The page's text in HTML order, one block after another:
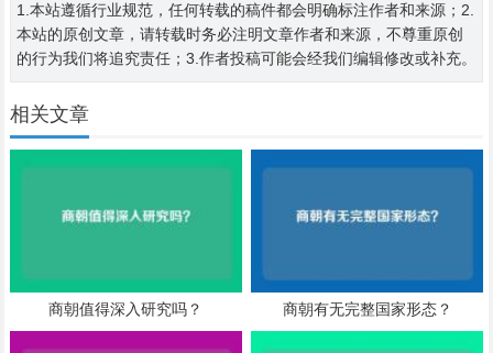
1.本站遵循行业规范，任何转载的稿件都会明确标注作者和来源；2.
本站的原创文章，请转载时务必注明文章作者和来源，不尊重原创
的行为我们将追究责任；3.作者投稿可能会经我们编辑修改或补充。
相关文章
商朝值得深入研究吗？ 商朝有无完整国家形态？